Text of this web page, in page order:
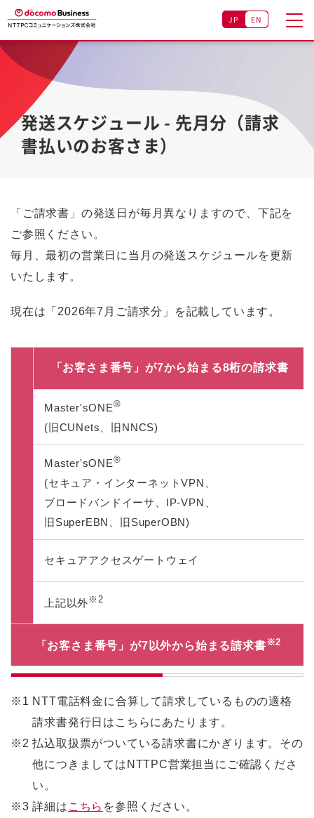
JP EN
発送スケジュール - 先月分（請求
書払いのお客さま）
「ご請求書」の発送日が毎月異なりますので、下記を
ご参照ください。
毎月、最初の営業日に当月の発送スケジュールを更新
いたします。
現在は「2026年7月ご請求分」を記載しています。
「お客さま番号」が7から始まる8桁の請求書
Master'sONE®
(旧CUNets、旧NNCS)
Master'sONE®
(セキュア・インターネットVPN、
ブロードバンドイーサ、IP-VPN、
旧SuperEBN、旧SuperOBN)
セキュアアクセスゲートウェイ
上記以外 ※2
「お客さま番号」が7以外から始まる請求書 ※2
※1 NTT電話料金に合算して請求しているものの適格
請求書発行日はこちらにあたります。
※2 払込取扱票がついている請求書にかぎります。その
他につきましてはNTTPC営業担当にご確認くださ
い。
※3 詳細は こちら を参照ください。